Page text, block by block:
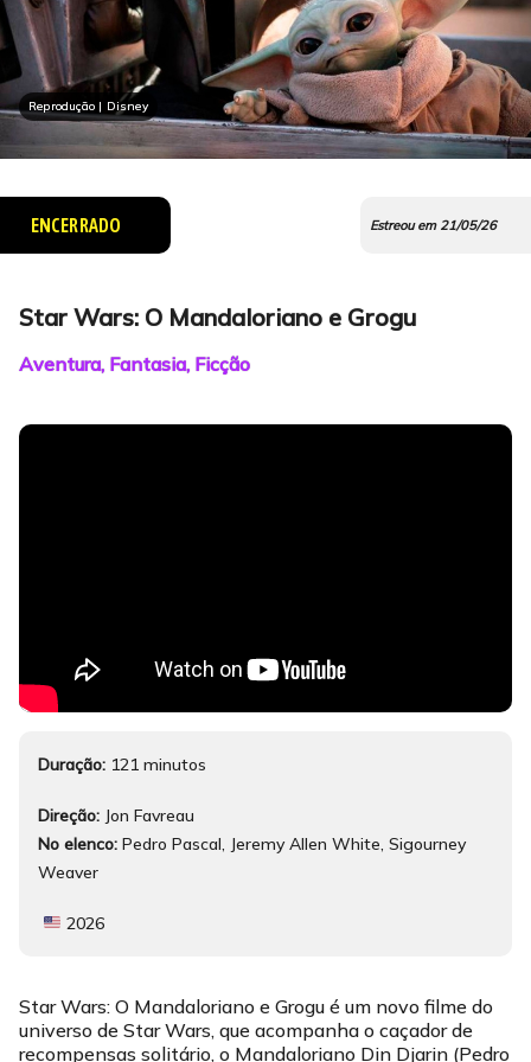
Reprodução | Disney
ENCERRADO Estreou em 21/05/26
Star Wars: O Mandaloriano e Grogu
Aventura, Fantasia, Ficção
Duração: 121 minutos
Direção: Jon Favreau
No elenco: Pedro Pascal, Jeremy Allen White, Sigourney
Weaver
2026
Star Wars: O Mandaloriano e Grogu é um novo filme do
universo de Star Wars, que acompanha o caçador de
recompensas solitário, o Mandaloriano Din Djarin (Pedro